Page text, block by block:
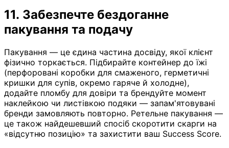
11. Забезпечте бездоганне
пакування та подачу
Пакування — це єдина частина досвіду, якої клієнт
фізично торкається. Підбирайте контейнер до їжі
(перфоровані коробки для смаженого, герметичні
кришки для супів, окремо гаряче й холодне),
додайте пломбу для довіри та брендуйте момент
наклейкою чи листівкою подяки — запам'ятовувані
бренди замовляють повторно. Ретельне пакування —
це також найдешевший спосіб скоротити скарги на
«відсутню позицію» та захистити ваш Success Score.